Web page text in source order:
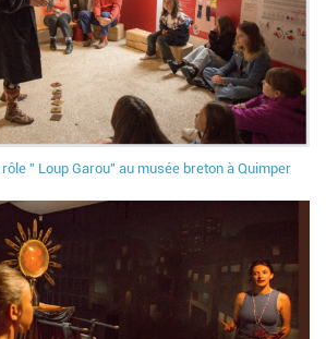
" Loup Garou" au musée breton à Quimper